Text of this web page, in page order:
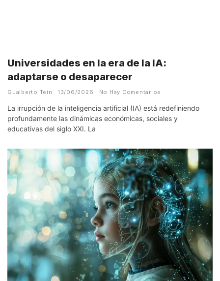
Universidades en la era de la IA:
adaptarse o desaparecer
Gualberto Tein 13/06/2026 No Hay Comentarios
La irrupción de la inteligencia artificial (IA) está redefiniendo
profundamente las dinámicas económicas, sociales y
educativas del siglo XXI. La